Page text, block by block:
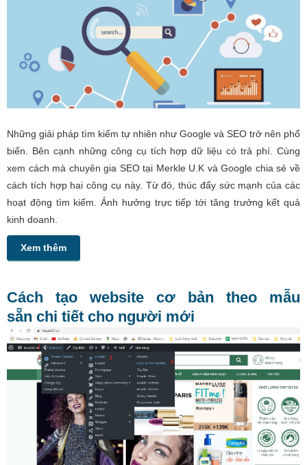
Những giải pháp tìm kiếm tự nhiên như Google và SEO trở nên phổ
biến. Bên cạnh những công cụ tích hợp dữ liệu có trả phí. Cùng
xem cách mà chuyên gia SEO tại Merkle U.K và Google chia sẻ về
cách tích hợp hai công cụ này. Từ đó, thúc đẩy sức mạnh của các
hoạt động tìm kiếm. Ảnh hưởng trực tiếp tới tăng trưởng kết quả
kinh doanh.
Xem thêm
Cách tạo website cơ bản theo mẫu
sẵn chi tiết cho người mới